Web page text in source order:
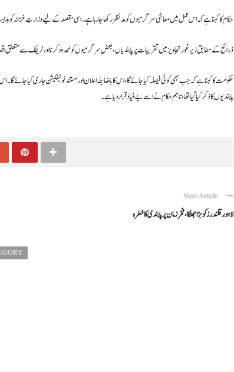
حکام کا کہنا ہے کہ اس عمل میں معاشی سرگرمیوں کو مدنظر رکھا جا رہا ہے۔ اسی مقصد کے لیے وزارتِ خزانہ کو
ذرائع کے مطابق زیر غور تجاویز میں تقریبات پر پابندیاں، بعض سرگرمیوں کو محدود کرنا اور ٹریفک سے
حکومت کا کہنا ہے کہ جب بھی کوئی فیصلہ کیا جائے گا، اس کا باضابطہ اعلان اور مستند نوٹیفکیشن جاری کیا جائے
پابندیوں کا ذکر کیا گیا تھا، تاہم حکام نے اسے بے بنیاد قرار دیا ہے۔
Next Article
لاہور قلندرز کو بڑا جھٹکا، فخر زمان پر پابندی کا خطرہ